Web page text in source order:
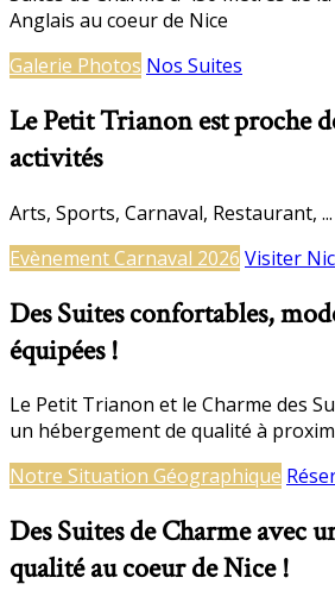
Anglais au coeur de Nice
Galerie Photos Nos Suites
Le Petit Trianon est proche
activités
Arts, Sports, Carnaval, Restaurant, ...
Evènement Carnaval 2026 Visiter
Des Suites confortables,
équipées !
Le Petit Trianon et le Charme des
un hébergement de qualité à
Notre Situation Géographique
Des Suites de Charme avec
qualité au coeur de Nice !